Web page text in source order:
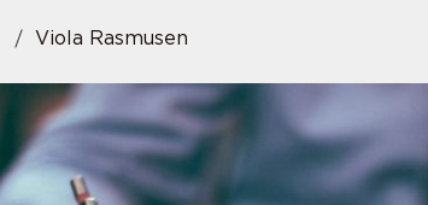
Viola Rasmusen